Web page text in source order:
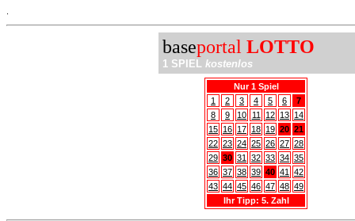
baseportal LOTTO
1 SPIEL kostenlos
Nur 1 Spiel
1
2 3 4 5 6
7
8
9 10 11 12 13 14
15 16 17 18 19 20 21
22 23 24 25 26 27 28
29 30 31 32 33 34 35
36 37 38 39 40 41
42
43 44 45 46 47 48 49
Ihr Tipp: 5. Zahl